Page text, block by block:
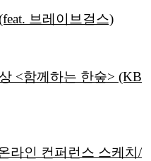
브레이브걸스)
<함께하는 한숲> (KB
라인 컨퍼런스 스케치/